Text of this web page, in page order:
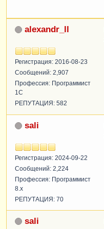
alexandr_ll
Регистрация: 2016-08-23
Сообщений: 2,907
Профессия: Программист
1С
РЕПУТАЦИЯ: 582
sali
Регистрация: 2024-09-22
Сообщений: 2,224
Профессия: Программист
8.x
РЕПУТАЦИЯ: 70
sali